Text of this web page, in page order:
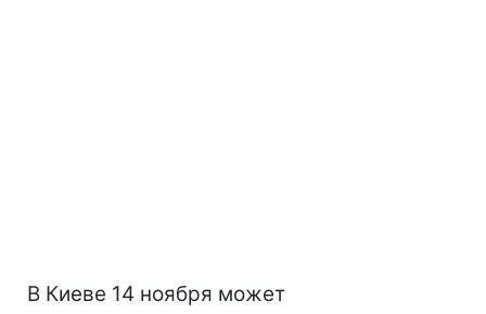
В Киеве 14 ноября может